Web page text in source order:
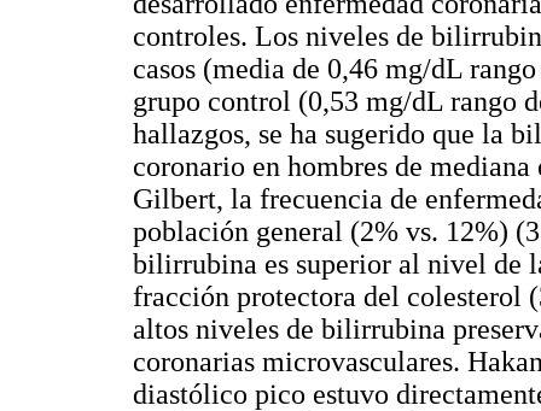
controles. Los niveles de
casos (media de 0,46 mg/dL
grupo control (0,53 mg/dL rango
hallazgos, se ha sugerido que la
coronario en hombres de
Gilbert, la frecuencia de
población general (2% vs. 12%)
bilirrubina es superior al nivel de
fracción protectora del colesterol
altos niveles de bilirrubina
coronarias microvasculares.
diastólico pico estuvo